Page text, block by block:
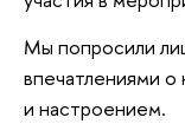
Мы попросили
впечатлениями о
и настроением.